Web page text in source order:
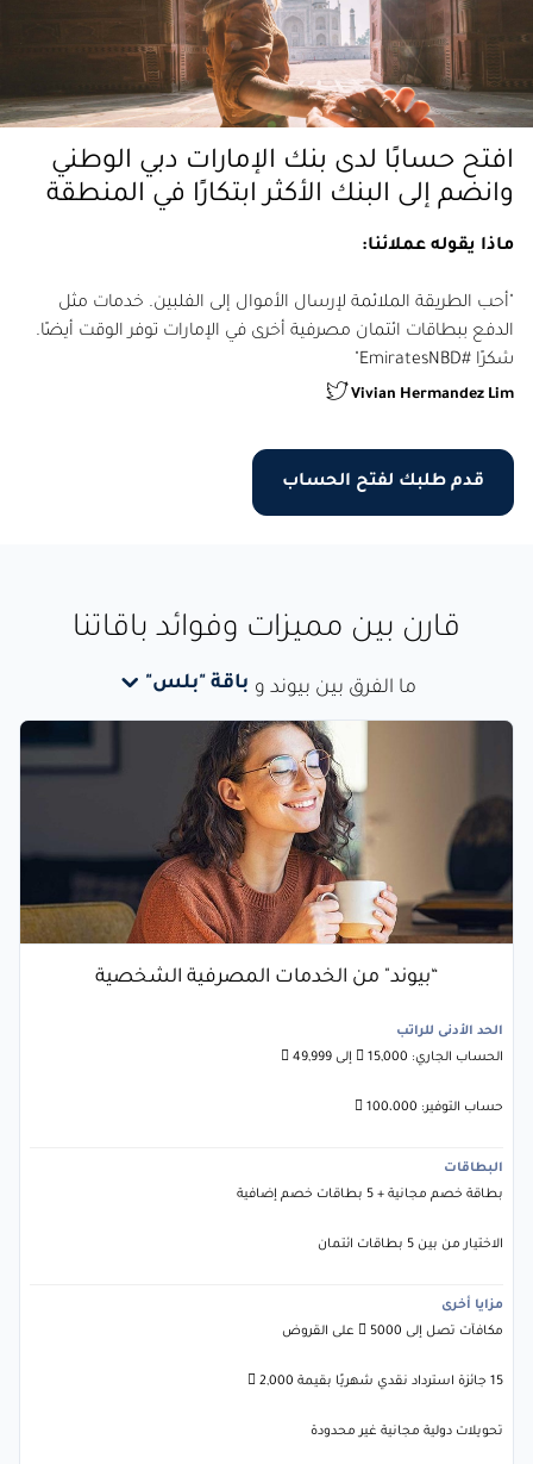
افتح حسابًا لدى بنك الإمارات دبي الوطني
وانضم إلى البنك الأكثر ابتكارًا في المنطقة
ماذا يقوله عملائنا:
"أحب الطريقة الملائمة لإرسال الأموال إلى الفلبين. خدمات مثل
الدفع ببطاقات ائتمان مصرفية أخرى في الإمارات توفر الوقت أيضًا.
شكرًا #EmiratesNBD"
Vivian Hermandez Lim
قدم طلبك لفتح الحساب
قارن بين مميزات وفوائد باقاتنا
ما الفرق بين بيوند و باقة "بلس"
“بيوند" من الخدمات المصرفية الشخصية
الحد الأدنى للراتب
الحساب الجاري: 15,000  إلى 49,999 
حساب التوفير: 100،000 
البطاقات
بطاقة خصم مجانية + 5 بطاقات خصم إضافية
الاختيار من بين 5 بطاقات ائتمان
مزايا أخرى
مكافآت تصل إلى 5000  على القروض
15 جائزة استرداد نقدي شهريًا بقيمة 2,000 
تحويلات دولية مجانية غير محدودة